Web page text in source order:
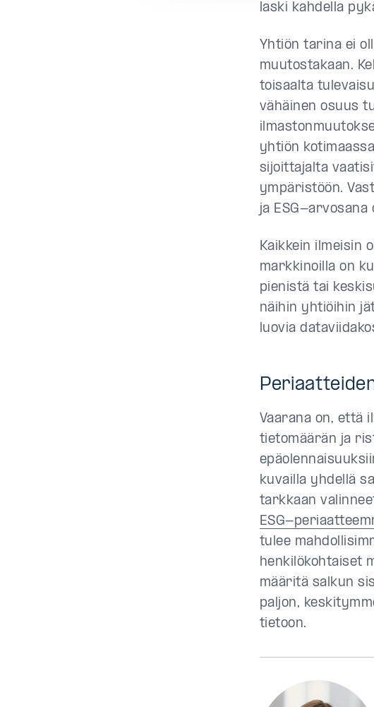
laski kahdella
Yhtiön tarina ei
muutostakaan.
toisaalta
vähäinen osuus
yhtiön
sijoittajalta
ympäristöön.
ja ESG-arvosana
Kaikkein ilmeisin
markkinoilla on
pienistä tai
näihin yhtiöihin
luovia
Vaarana on, että
tietomäärän ja
kuvailla yhdellä
tarkkaan
ESG-
tulee
henkilökohtaiset
määritä salkun
paljon,
tietoon.